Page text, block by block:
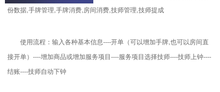
份数据,手牌管理,手牌消费,房间消费,技师管理,技师提成
使用流程：输入各种基本信息----开单（可以增加手牌,也可以房间直
接开单）----增加商品或增加服务项目----服务项目选择技师----技师上钟----
结账----技师自动下钟